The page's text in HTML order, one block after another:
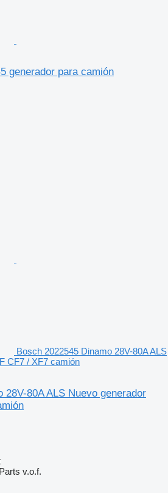
generador para camión
Bosch 2022545 Dinamo 28V-80A ALS
CF7 / XF7 camión
28V-80A ALS Nuevo generador
v.o.f.